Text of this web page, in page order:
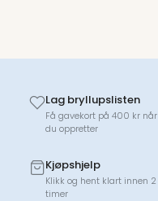
Lag bryllupslisten
Få gavekort på 400 kr når
du oppretter
Kjøpshjelp
Klikk og hent klart innen 2
timer